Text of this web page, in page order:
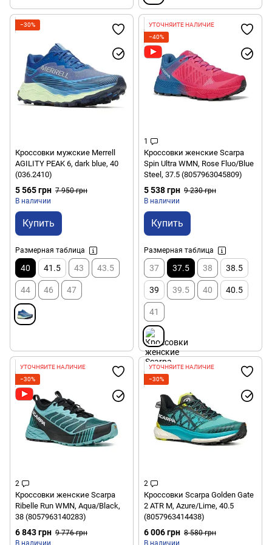
−30%
Кроссовки мужские Merrell
AGILITY PEAK 6, dark blue, 40
(036.2410)
5 565 грн 7 950 грн
В наличии
Купить
Размерная таблица
40 41.5 43 43.5
44 46 47
УТОЧНЯЙТЕ НАЛИЧИЕ
−40%
1
Кроссовки женские Scarpa
Spin Ultra WMN, Rose Fluo/Blue
Steel, 37.5 (8057963045809)
5 538 грн 9 230 грн
В наличии
Купить
Размерная таблица
37 37.5 38 38.5
39 39.5 40 40.5
41
УТОЧНЯЙТЕ НАЛИЧИЕ
−30%
2
Кроссовки женские Scarpa
Ribelle Run WMN, Aqua/Black,
38 (8057963140283)
6 843 грн 9 776 грн
В наличии
УТОЧНЯЙТЕ НАЛИЧИЕ
−30%
2
Кроссовки Scarpa Golden Gate
2 ATR M, Azure/Lime, 40.5
(8057963414438)
6 006 грн 8 580 грн
В наличии